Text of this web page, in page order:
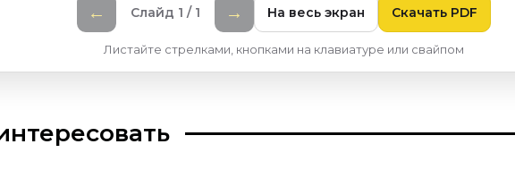
← Слайд 1 / 1 → На весь экран Скачать PDF
Листайте стрелками, кнопками на клавиатуре или свайпом